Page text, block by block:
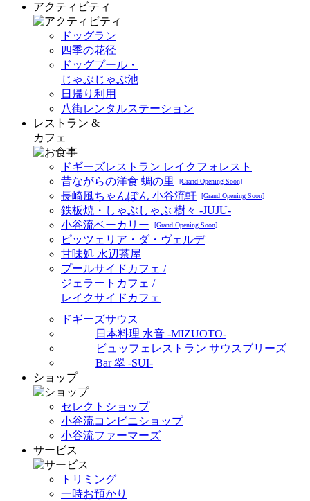
アクティビティ
ドッグラン
四季の花径
ドッグプール・
じゃぶじゃぶ池
日帰り利用
八街レンタルステーション
レストラン &
カフェ
ドギーズレストラン レイクフォレスト
昔ながらの洋食 蜩の里
[Grand Opening Soon]
長崎風ちゃんぽん 小谷流軒 [Grand Opening Soon]
鉄板焼・しゃぶしゃぶ 樹々 -JUJU-
小谷流ベーカリー
[Grand Opening Soon]
ピッツェリア・ダ・ヴェルデ
甘味処 水辺茶屋
プールサイドカフェ /
ジェラートカフェ /
レイクサイドカフェ
ドギーズサウス
日本料理 水音 -MIZUOTO-
ビュッフェレストラン サウスブリーズ
Bar 翠 -SUI-
ショップ
セレクトショップ
小谷流コンビニショップ
小谷流ファーマーズ
サービス
トリミング
一時お預かり